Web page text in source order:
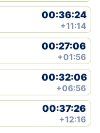
00:36:24
+11:14
00:27:06
+01:56
00:32:06
+06:56
00:37:26
+12:16